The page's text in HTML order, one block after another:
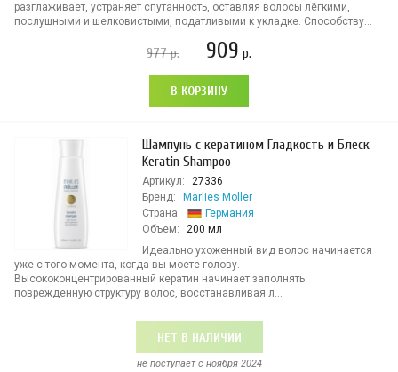
разглаживает, устраняет спутанность, оставляя волосы лёгкими,
послушными и шелковистыми, податливыми к укладке. Способству...
977р. 909 р.
В КОРЗИНУ
Шампунь с кератином Гладкость и Блеск
Keratin Shampoo
Артикул:
27336
Бренд:
Marlies Moller
Страна:
Германия
Объем:
200 мл
Идеально ухоженный вид волос начинается
уже с того момента, когда вы моете голову.
Высококонцентрированный кератин начинает заполнять
поврежденную структуру волос, восстанавливая л...
НЕТ В НАЛИЧИИ
не поступает c ноября 2024